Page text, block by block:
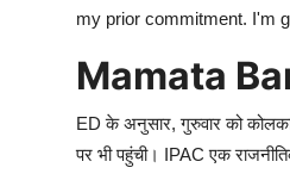
my prior commitment. I'm
Mamata
ED के अनुसार, गुरुवार को
पर भी पहुंची। IPAC एक